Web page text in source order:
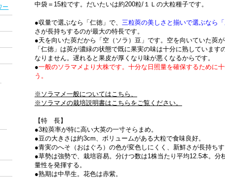
中袋＝15粒です。だいたいは約200粒/１Ｌの大粒種子です。
●収量で選ぶなら「仁徳」で、 三粒莢の美しさと揃いで選ぶなら
さが長持ちするのが最大の特長です。
●天を向いた莢だから「空（ソラ）豆」です。空を向いていた莢
「仁徳」は莢が濃緑の状態で既に果実の味は十分に熟していま
なりません。遅れると果皮が厚くなり味が悪くなるからです。
●一般のソラマメより大株です。十分な日照量を確保するために
う。
※ソラマメ一般についてはこちら、
※ソラマメの栽培説明書はこちらをご覧ください。
【特 長】
●3粒莢率が特に高い大英の一寸そらまめ。
●豆の大きさは約3cm、ボリュームがある大粒で食味良好。
●青実のへそ（おはぐろ）の色が変色しにくく、新鮮さが長持ち
●草勢は強勢で、栽培容易。分けつ数は1株当たり平均12.5本。
量性を発揮する。
●熟期は中早生。花色は赤紫。
ー